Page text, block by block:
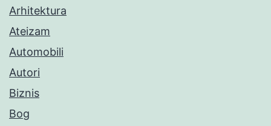
Arhitektura
Ateizam
Automobili
Autori
Biznis
Bog